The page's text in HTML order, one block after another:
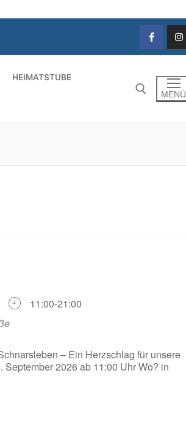
HEIMATSTUBE
MENÜ
11:00-21:00
– Ein Herzschlag für unsere
2026 ab 11:00 Uhr Wo? in